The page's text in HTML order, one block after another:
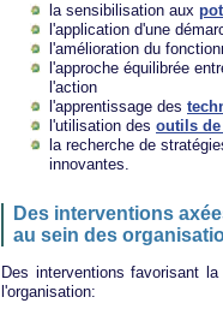
la sensibilisation aux
l'application d'une
l'amélioration du
l'approche équilibrée
l'action
l'apprentissage des
l'utilisation des outils de
la recherche de
innovantes.
Des interventions
au sein des
Des interventions favorisant
l'organisation: